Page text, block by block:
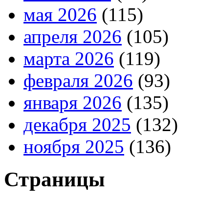
мая 2026 (115)
апреля 2026 (105)
марта 2026 (119)
февраля 2026 (93)
января 2026 (135)
декабря 2025 (132)
ноября 2025 (136)
Страницы